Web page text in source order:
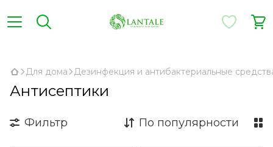
Для дома Дезинфекция и антибактериальные
Антисептики
Фильтр По популярности